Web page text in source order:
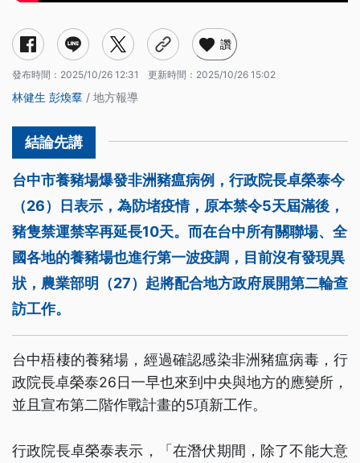
讚
發布時間： 2025/10/26 12:31 更新時間： 2025/10/26 15:02
林健生 彭煥羣 / 地方報導
台中市養豬場爆發非洲豬瘟病例，行政院長卓榮泰今
（26）日表示，為防堵疫情，原本禁令5天屆滿後，
豬隻禁運禁宰再延長10天。而在台中所有關聯場、全
國各地的養豬場也進行第一波疫調，目前沒有發現異
狀，農業部明（27）起將配合地方政府展開第二輪查
訪工作。
台中梧棲的養豬場，經過確認感染非洲豬瘟病毒，行
政院長卓榮泰26日一早也來到中央與地方的應變所，
並且宣布第二階作戰計畫的5項新工作。
行政院長卓榮泰表示，「在潛伏期間，除了不能大意